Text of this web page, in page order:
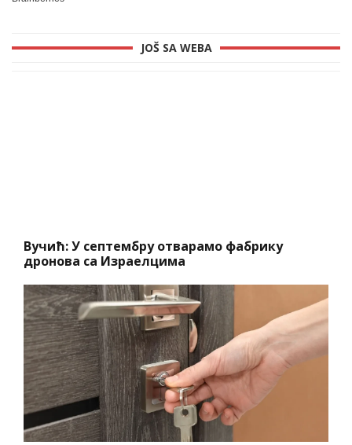
JOŠ SA WEBA
Вучић: У септембру отварамо фабрику
дронова са Израелцима